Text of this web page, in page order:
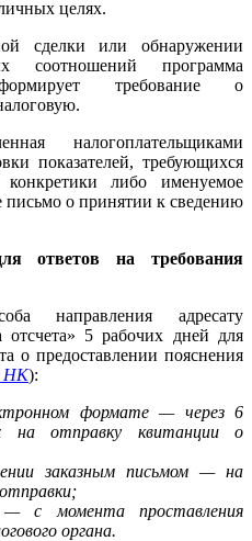
целях.
сделки или обнаружении
соотношений программа
требование о
налогоплательщиками
показателей, требующихся
конкретики либо именуемое
о принятии к сведению
ответов на требования
направления адресату
отсчета» 5 рабочих дней для
о предоставлении пояснения
НК):
формате — через 6
на отправку квитанции о
заказным письмом — на
— с момента проставления
органа.